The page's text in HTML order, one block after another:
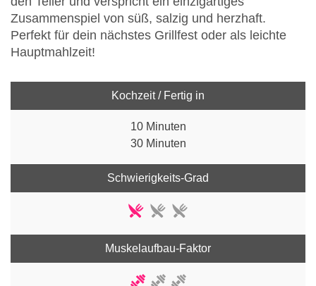
Zusammenspiel von süß, salzig und herzhaft.
Perfekt für dein nächstes Grillfest oder als leichte
Hauptmahlzeit!
Kochzeit / Fertig in
10 Minuten
30 Minuten
Schwierigkeits-Grad
Muskelaufbau-Faktor